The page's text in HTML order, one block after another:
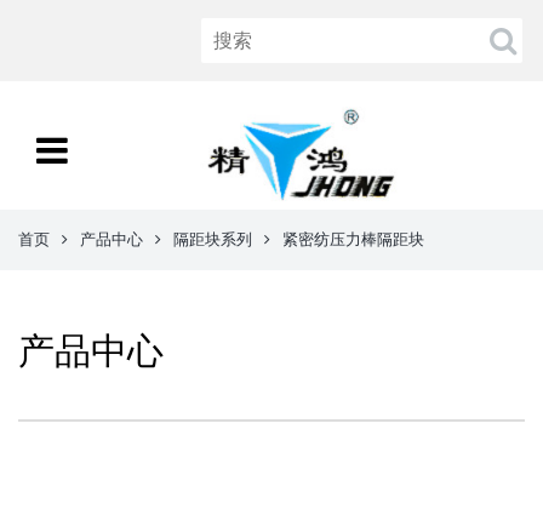
首页 产品中心 隔距块系列 紧密纺压力棒隔距块
产品中心